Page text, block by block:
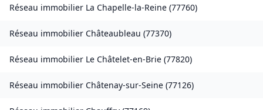
Réseau immobilier La Chapelle-la-Reine (77760)
Réseau immobilier Châteaubleau (77370)
Réseau immobilier Le Châtelet-en-Brie (77820)
Réseau immobilier Châtenay-sur-Seine (77126)